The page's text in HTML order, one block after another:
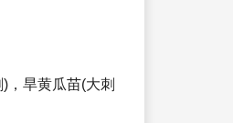
，旱黄瓜苗(大刺